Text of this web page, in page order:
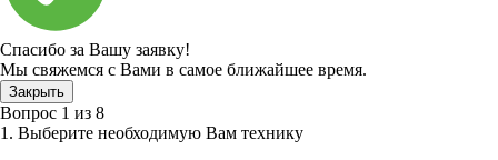
Спасибо за Вашу заявку!
Мы свяжемся с Вами в самое ближайшее время.
Закрыть
Вопрос 1 из 8
1. Выберите необходимую Вам технику